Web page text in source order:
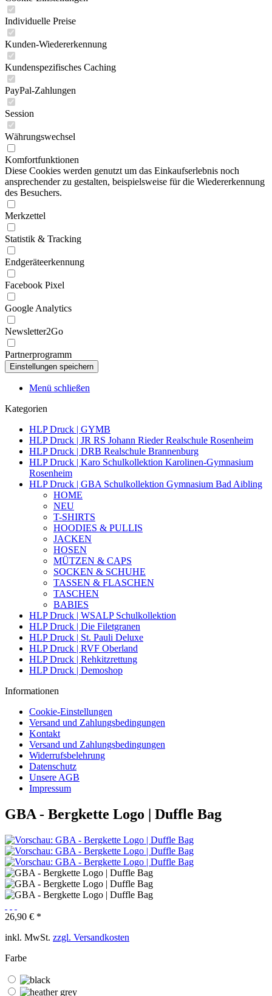
Individuelle Preise
Kunden-Wiedererkennung
Kundenspezifisches Caching
PayPal-Zahlungen
Session
Währungswechsel
Komfortfunktionen
Diese Cookies werden genutzt um das Einkaufserlebnis noch
ansprechender zu gestalten, beispielsweise für die Wiedererkennung
des Besuchers.
Merkzettel
Statistik & Tracking
Endgeräteerkennung
Facebook Pixel
Google Analytics
Newsletter2Go
Partnerprogramm
Menü schließen
Kategorien
HLP Druck | GYMB
HLP Druck | JR RS Johann Rieder Realschule Rosenheim
HLP Druck | DRB Realschule Brannenburg
HLP Druck | Karo Schulkollektion Karolinen-Gymnasium
Rosenheim
HLP Druck | GBA Schulkollektion Gymnasium Bad Aibling
HOME
NEU
T-SHIRTS
HOODIES & PULLIS
JACKEN
HOSEN
MÜTZEN & CAPS
SOCKEN & SCHUHE
TASSEN & FLASCHEN
TASCHEN
BABIES
HLP Druck | WSALP Schulkollektion
HLP Druck | Die Filetgranen
HLP Druck | St. Pauli Deluxe
HLP Druck | RVF Oberland
HLP Druck | Rehkitzrettung
HLP Druck | Demoshop
Informationen
Cookie-Einstellungen
Versand und Zahlungsbedingungen
Kontakt
Versand und Zahlungsbedingungen
Widerrufsbelehrung
Datenschutz
Unsere AGB
Impressum
GBA - Bergkette Logo | Duffle Bag
26,90 € *
inkl. MwSt. zzgl. Versandkosten
Farbe